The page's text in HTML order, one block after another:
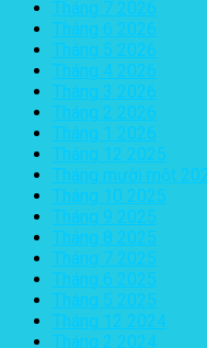
Tháng 7 2026
Tháng 6 2026
Tháng 5 2026
Tháng 4 2026
Tháng 3 2026
Tháng 2 2026
Tháng 1 2026
Tháng 12 2025
Tháng mười một
Tháng 10 2025
Tháng 9 2025
Tháng 8 2025
Tháng 7 2025
Tháng 6 2025
Tháng 5 2025
Tháng 12 2024
Tháng 2 2024